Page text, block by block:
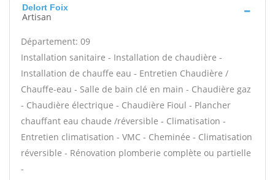
Delort Foix
Artisan
Département: 09
Installation sanitaire - Installation de chaudière -
Installation de chauffe eau - Entretien Chaudière /
Chauffe-eau - Salle de bain clé en main - Chaudière gaz
- Chaudière électrique - Chaudière Fioul - Plancher
chauffant eau chaude /réversible - Climatisation -
Entretien climatisation - VMC - Cheminée - Climatisation
réversible - Rénovation plomberie complète ou partielle
-